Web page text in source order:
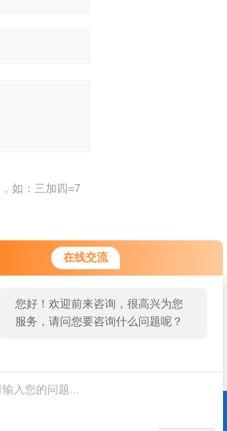
在线交流
您好！欢迎前来咨询，很高兴为您
服务，请问您要咨询什么问题呢？
如：三加四=7